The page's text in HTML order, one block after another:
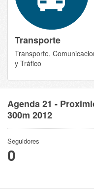
Transporte
Transporte,
y Tráfico
Agenda 21 -
300m 2012
Seguidores
0